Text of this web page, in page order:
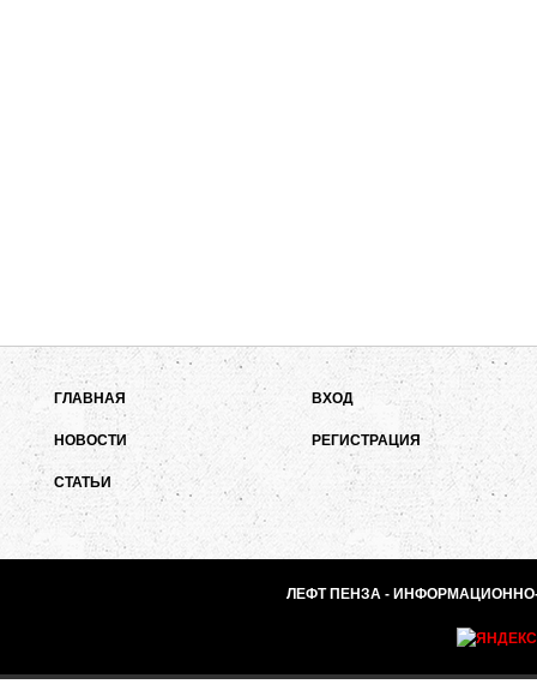
ГЛАВНАЯ
НОВОСТИ
СТАТЬИ
ВХОД
РЕГИСТРАЦИЯ
ЛЕФТ ПЕНЗА - ИНФОРМАЦИОННО-